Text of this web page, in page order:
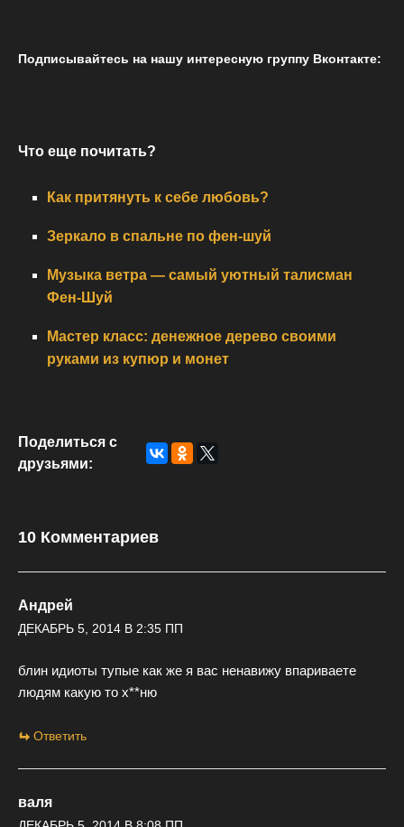
Подписывайтесь на нашу интересную группу Вконтакте:
Что еще почитать?
Как притянуть к себе любовь?
Зеркало в спальне по фен-шуй
Музыка ветра — самый уютный талисман
Фен-Шуй
Мастер класс: денежное дерево своими
руками из купюр и монет
Поделиться с
друзьями:
10 Комментариев
Андрей
ДЕКАБРЬ 5, 2014 В 2:35 ПП
блин идиоты тупые как же я вас ненавижу впариваете
людям какую то х**ню
Ответить
валя